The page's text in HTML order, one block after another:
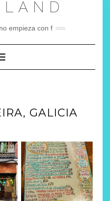
empieza con f
Cambiar modo de navegación
GALICIA